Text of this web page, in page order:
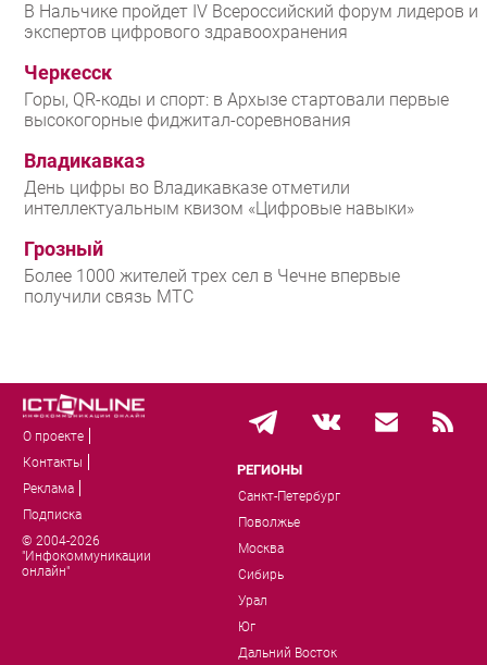
В Нальчике пройдет IV Всероссийский форум лидеров и
экспертов цифрового здравоохранения
Черкесск
Горы, QR-коды и спорт: в Архызе стартовали первые
высокогорные фиджитал-соревнования
Владикавказ
День цифры во Владикавказе отметили
интеллектуальным квизом «Цифровые навыки»
Грозный
Более 1000 жителей трех сел в Чечне впервые
получили связь МТС
О проекте
Контакты
Реклама
Подписка
© 2004-2026
"Инфокоммуникации
онлайн"
РЕГИОНЫ
Санкт-Петербург
Поволжье
Москва
Сибирь
Урал
Юг
Дальний Восток